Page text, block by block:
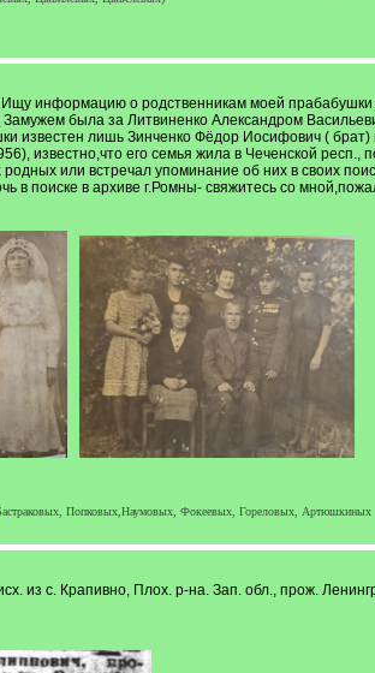
информацию о родственникам моей
была за Литвиненко Александром
известен лишь Зинченко Фёдор Иосифович (
известно,что его семья жила в Чеченской респ.,
родных или встречал упоминание об них в своих
в поиске в архиве г.Ромны- свяжитесь со
Попковых,Наумовых, Фокеевых, Гореловых, Артюшкиных
из с. Крапивно, Плох. р-на. Зап. обл., прож.